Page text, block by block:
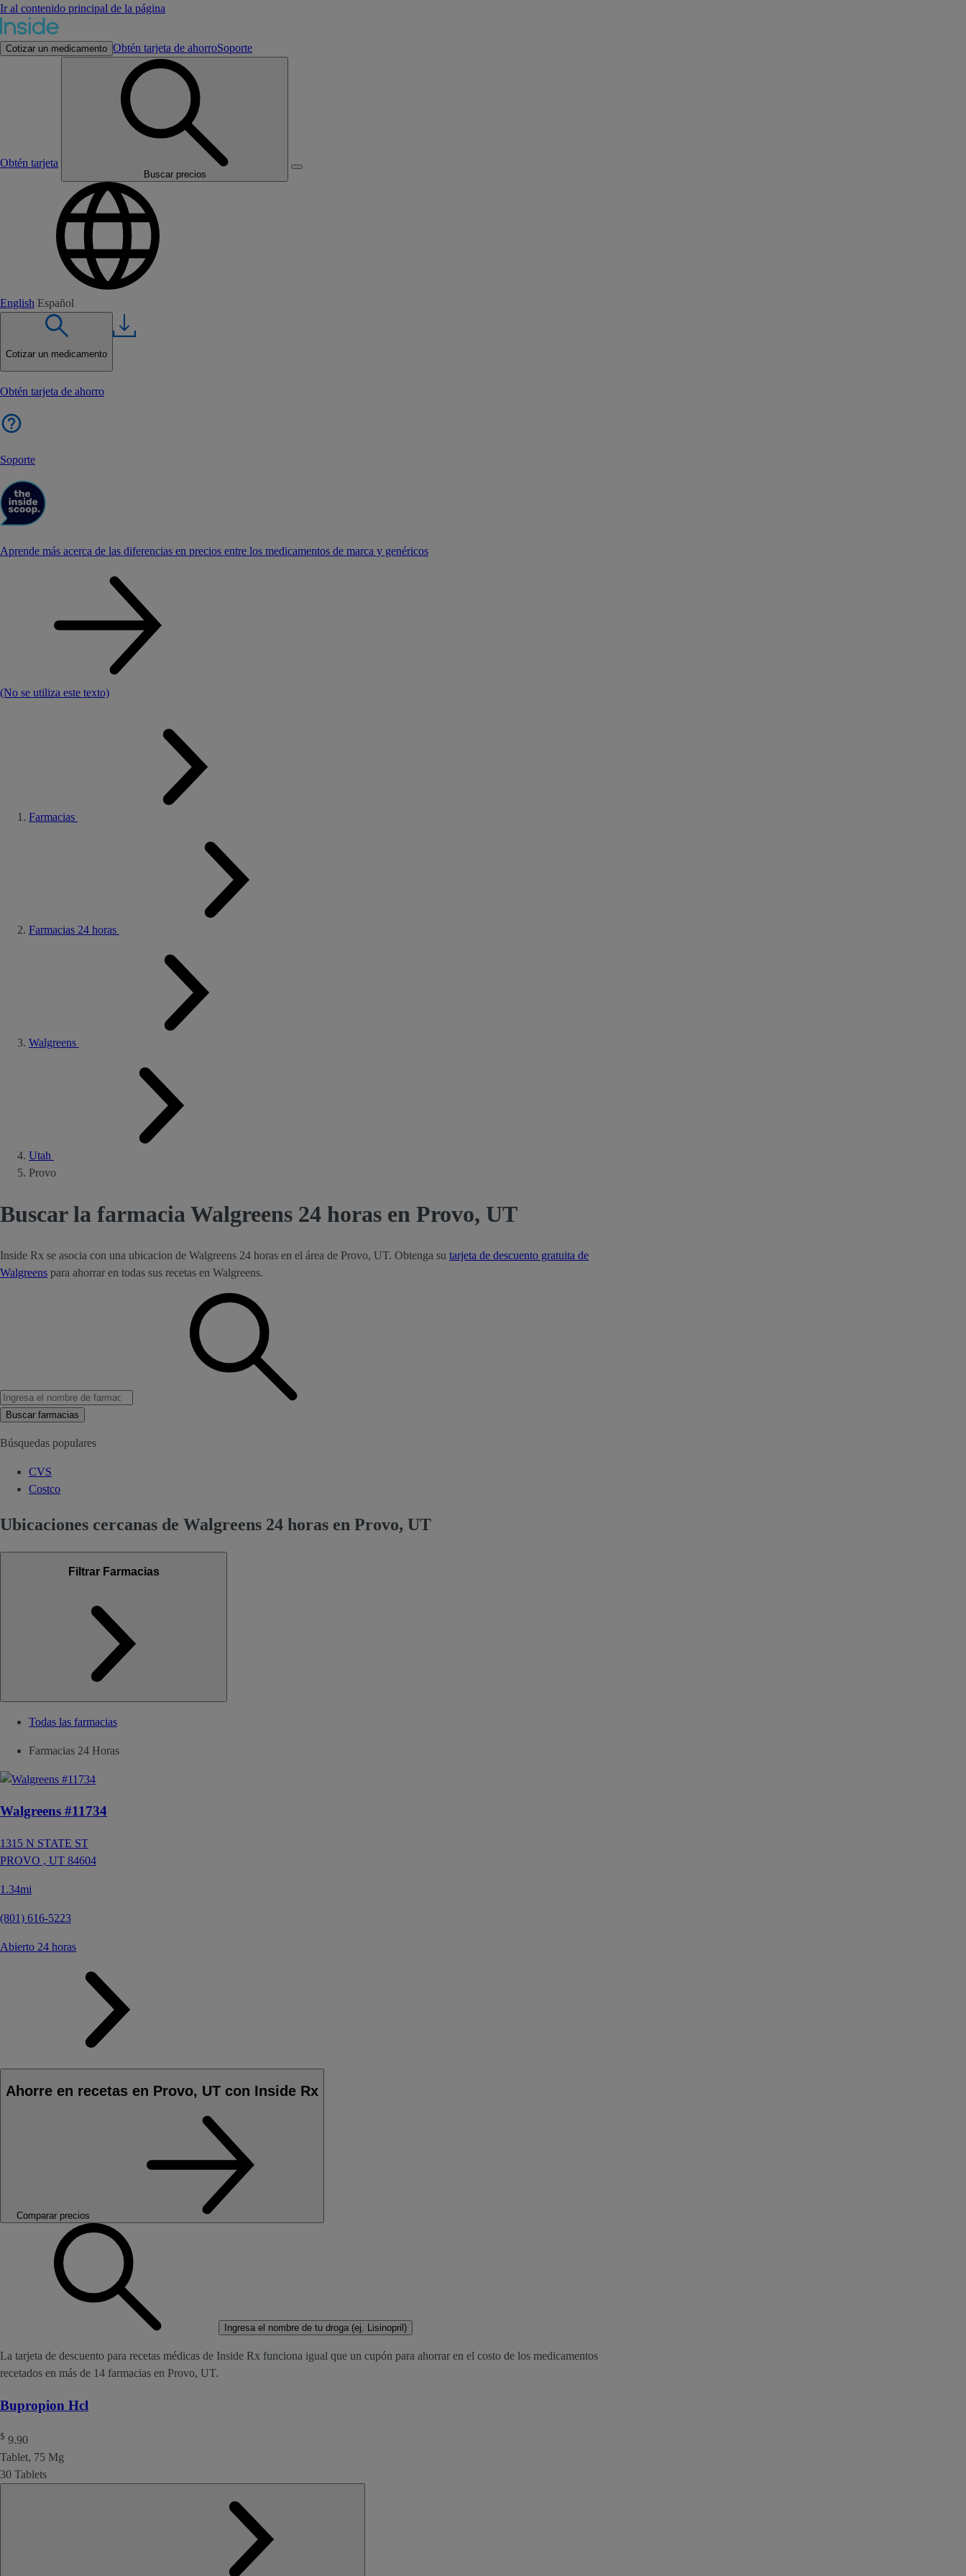
Ir al contenido principal de la página
Cotizar un medicamento Obtén tarjeta de ahorroSoporte
Obtén tarjeta
Buscar precios
English Español
Cotizar un medicamento
Obtén tarjeta de ahorro
Soporte
Aprende más acerca de las diferencias en precios entre los medicamentos de marca y genéricos
(No se utiliza este texto)
Farmacias
Farmacias 24 horas
Walgreens
Utah
Provo
Buscar la farmacia Walgreens 24 horas en Provo, UT
Inside Rx se asocia con una ubicacion de Walgreens 24 horas en el área de Provo, UT. Obtenga su tarjeta de descuento gratuita de
Walgreens para ahorrar en todas sus recetas en Walgreens.
Buscar farmacias
Búsquedas populares
CVS
Costco
Ubicaciones cercanas de Walgreens 24 horas en Provo, UT
Filtrar Farmacias
Todas las farmacias
Farmacias 24 Horas
Walgreens #11734
1315 N STATE ST
PROVO , UT 84604
1.34mi
(801) 616-5223
Abierto 24 horas
Ahorre en recetas en Provo, UT con Inside Rx
Comparar precios
Ingresa el nombre de tu droga (ej. Lisinopril)
La tarjeta de descuento para recetas médicas de Inside Rx funciona igual que un cupón para ahorrar en el costo de los medicamentos
recetados en más de 14 farmacias en Provo, UT.
Bupropion Hcl
$ 9.90
Tablet, 75 Mg
30 Tablets